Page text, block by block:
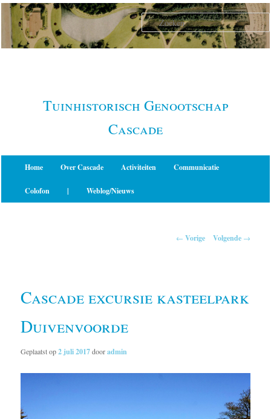
Spring
naar
primaire
Tuinhistorisch Genootschap
Cascade
Home Over Cascade Activiteiten Communicatie
Colofon | Weblog/Nieuws
← Vorige Volgende →
Cascade excursie kasteelpark
Duivenvoorde
Geplaatst op2 juli 2017dooradmin